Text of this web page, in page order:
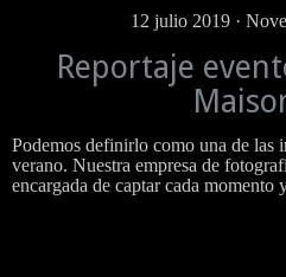
12 julio 2019 ·
Reportaje
Podemos definirlo como una de las
verano. Nuestra empresa de
encargada de captar cada momento